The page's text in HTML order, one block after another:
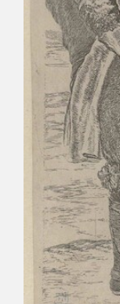
PUBLICACIONES
TIENDA ONLINE
EDUCA
RECURSOS
FICHAS ARASAAC